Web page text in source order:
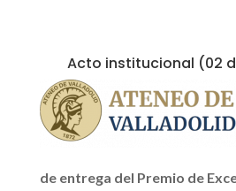
Acto institucional (02
de entrega del Premio de